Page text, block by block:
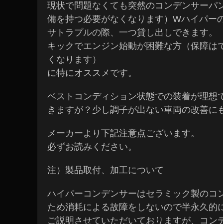
現状で問題なくても突然のコンデンサーパ
備を持つ必要がなくなります）Wハイパー
サトラプルの際、一つ貸し出しできます。
キックでエンジン始動が困難な方（保障は
くなります）
に特にオススメです。
ベストコンディション状態での装着が理想
きますが？少し調子が出ない車両の改善に
メーカーより下記注意点ございます。
必ずお読みください。
注）製品取付、加工について
ハイパーコンデンサーはセラミック製のコ
ため消耗による故障をしないので半永久的
ご説明させていただいておりますが、コン